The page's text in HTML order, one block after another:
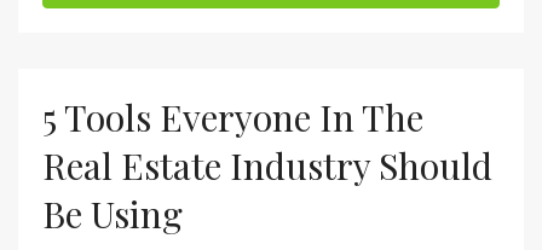
5 Tools Everyone In The
Real Estate Industry Should
Be Using